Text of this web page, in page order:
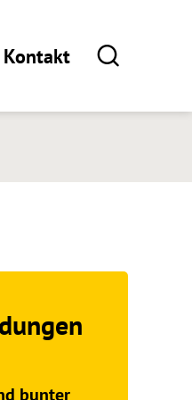
Kontakt
bunter